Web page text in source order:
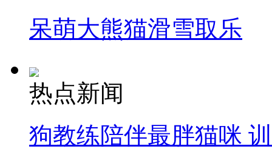
呆萌大熊猫滑雪取乐
热点新闻
狗教练陪伴最胖猫咪